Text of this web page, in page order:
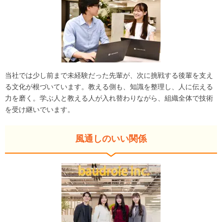
当社では少し前まで未経験だった先輩が、次に挑戦する後輩を支え
る文化が根づいています。教える側も、知識を整理し、人に伝える
力を磨く。学ぶ人と教える人が入れ替わりながら、組織全体で技術
を受け継いでいます。
風通しのいい関係